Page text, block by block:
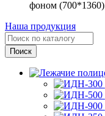
фоном (700*1360)
Наша продукция